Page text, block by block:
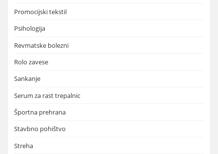
Promocijski tekstil
Psihologija
Revmatske bolezni
Rolo zavese
Sankanje
Serum za rast trepalnic
Športna prehrana
Stavbno pohištvo
Streha